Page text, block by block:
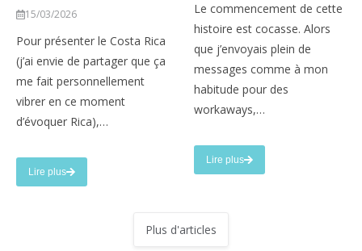
15/03/2026
Pour présenter le Costa Rica
(j’ai envie de partager que ça
me fait personnellement
vibrer en ce moment
d’évoquer Rica),…
Lire plus
about Costa Ricaaa avec les 4ème E du collège Fernand Léger de Vierzon
Le commencement de cette
histoire est cocasse. Alors
que j’envoyais plein de
messages comme à mon
habitude pour des
workaways,…
Lire plus
about Vivre aux portes de
Plus d'articles